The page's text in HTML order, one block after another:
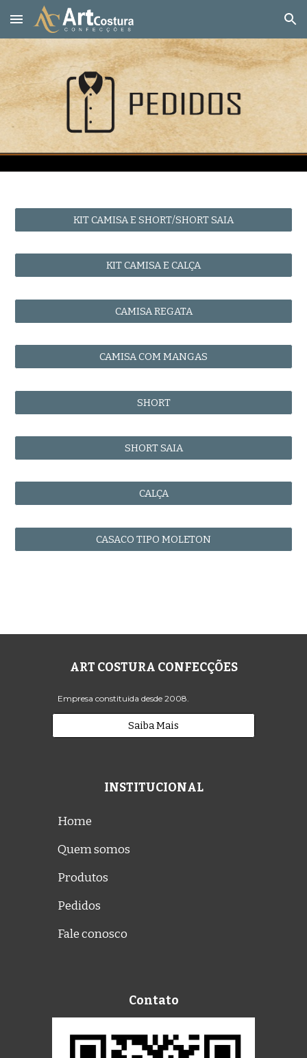
Skip to main content Skip to navigation
KIT CAMISA E SHORT/SHORT SAIA
KIT CAMISA E CALÇA
CAMISA REGATA
CAMISA COM MANGAS
SHORT
SHORT SAIA
CALÇA
CASACO TIPO MOLETON
ART COSTURA CONFECÇÕES
Empresa constituida desde 2008.
Saiba Mais
INSTITUCIONAL
Home
Quem somos
Produtos
Pedidos
Fale conosco
Contato